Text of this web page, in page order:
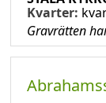
Kvarter:
Gravrätten